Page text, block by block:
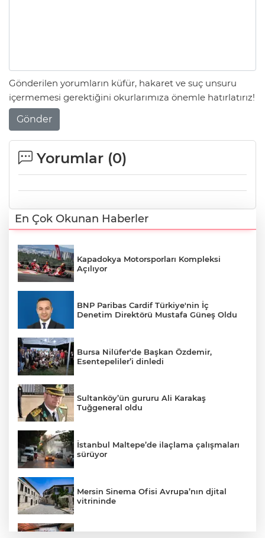
Gönderilen yorumların küfür, hakaret ve suç unsuru
içermemesi gerektiğini okurlarımıza önemle hatırlatırız!
Gönder
Yorumlar (0)
En Çok Okunan Haberler
Kapadokya Motorsporları Kompleksi
Açılıyor
BNP Paribas Cardif Türkiye'nin İç
Denetim Direktörü Mustafa Güneş Oldu
Bursa Nilüfer'de Başkan Özdemir,
Esentepeliler’i dinledi
Sultanköy’ün gururu Ali Karakaş
Tuğgeneral oldu
İstanbul Maltepe’de ilaçlama çalışmaları
sürüyor
Mersin Sinema Ofisi Avrupa’nın djital
vitrininde